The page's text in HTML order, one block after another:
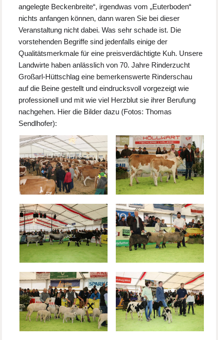
angelegte Beckenbreite“, irgendwas vom „Euterboden“
nichts anfangen können, dann waren Sie bei dieser
Veranstaltung nicht dabei. Was sehr schade ist. Die
vorstehenden Begriffe sind jedenfalls einige der
Qualitätsmerkmale für eine preisverdächtigte Kuh. Unsere
Landwirte haben anlässlich von 70. Jahre Rinderzucht
Großarl-Hüttschlag eine bemerkenswerte Rinderschau
auf die Beine gestellt und eindrucksvoll vorgezeigt wie
professionell und mit wie viel Herzblut sie ihrer Berufung
nachgehen. Hier die Bilder dazu (Fotos: Thomas
Sendlhofer):